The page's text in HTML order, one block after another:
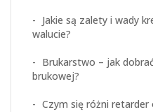
Jakie są zalety i wady
walucie?
Brukarstwo – jak
brukowej?
Czym się różni